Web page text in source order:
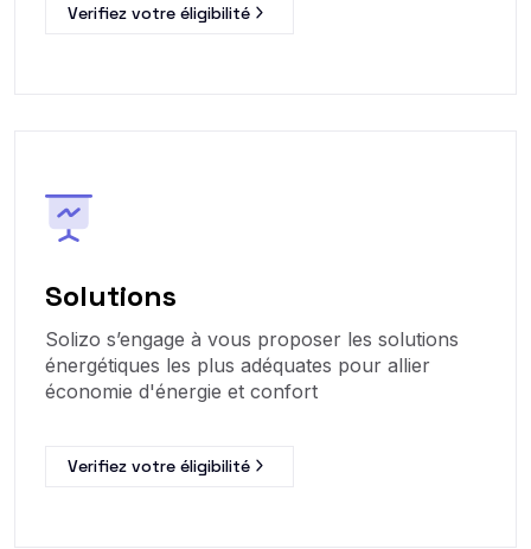
Verifiez votre éligibilité
Solutions
Solizo s’engage à vous proposer les solutions
énergétiques les plus adéquates pour allier
économie d'énergie et confort
Verifiez votre éligibilité